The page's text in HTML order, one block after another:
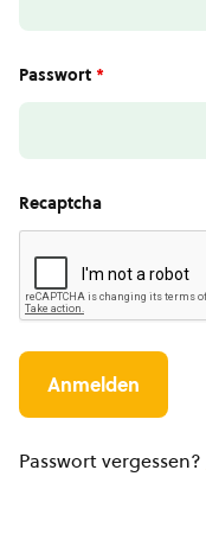
Passwort *
Recaptcha
Passwort vergessen?